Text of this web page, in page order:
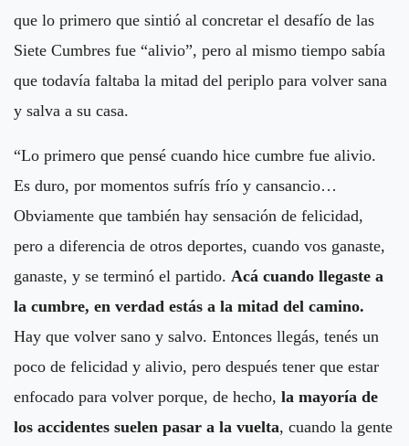
que lo primero que sintió al concretar el desafío de las
Siete Cumbres fue “alivio”, pero al mismo tiempo sabía
que todavía faltaba la mitad del periplo para volver sana
y salva a su casa.
“Lo primero que pensé cuando hice cumbre fue alivio.
Es duro, por momentos sufrís frío y cansancio…
Obviamente que también hay sensación de felicidad,
pero a diferencia de otros deportes, cuando vos ganaste,
ganaste, y se terminó el partido. Acá cuando llegaste a
la cumbre, en verdad estás a la mitad del camino.
Hay que volver sano y salvo. Entonces llegás, tenés un
poco de felicidad y alivio, pero después tener que estar
enfocado para volver porque, de hecho, la mayoría de
los accidentes suelen pasar a la vuelta, cuando la gente